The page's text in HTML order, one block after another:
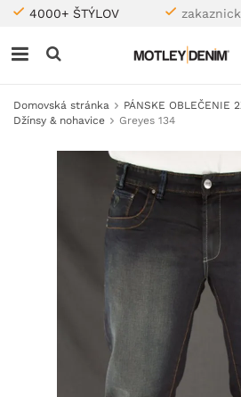
4000+ ŠTÝLOV
Domovská stránka
PÁNSKE OBLEČENIE
Džínsy & nohavice
Greyes 134